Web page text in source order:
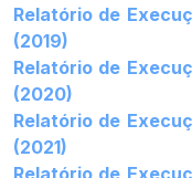
Relatório de
(2019)
Relatório de
(2020)
Relatório de
(2021)
Relatório de